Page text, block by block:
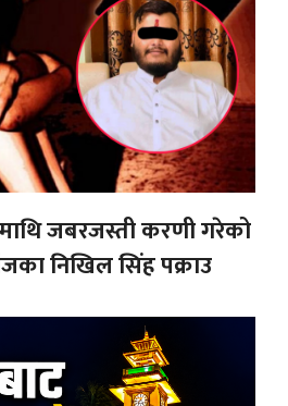
जबरजस्ती करणी गरेको
निखिल सिंह पक्राउ